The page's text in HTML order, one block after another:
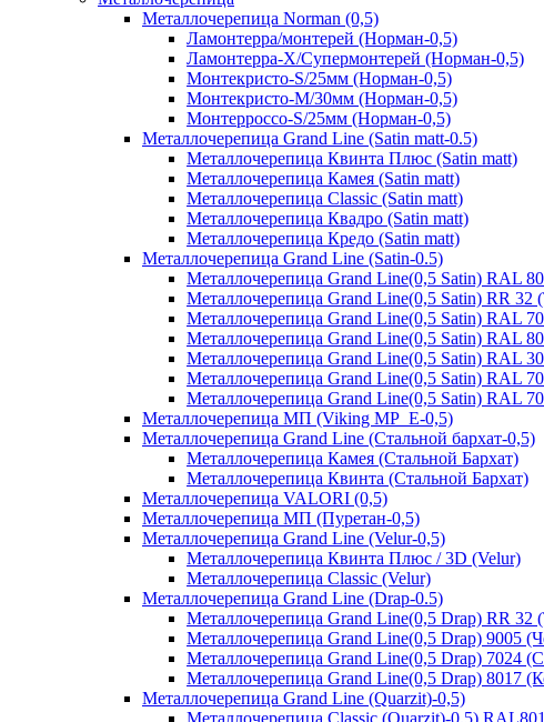
Металлочерепица Norman (0,5)
Ламонтерра/монтерей (Норман-0,5)
Ламонтерра-Х/Супермонтерей (Норман-0,5)
Монтекристо-S/25мм (Норман-0,5)
Монтекристо-M/30мм (Норман-0,5)
Монтерроссо-S/25мм (Норман-0,5)
Металлочерепица Grand Line (Satin matt-0.5)
Металлочерепица Квинта Плюс (Satin matt)
Металлочерепица Камея (Satin matt)
Металлочерепица Classic (Satin matt)
Металлочерепица Квадро (Satin matt)
Металлочерепица Кредо (Satin matt)
Металлочерепица Grand Line (Satin-0.5)
Металлочерепица Grand Line(0,5 Satin) RAL
Металлочерепица Grand Line(0,5 Satin) RR 32
Металлочерепица Grand Line(0,5 Satin) RAL
Металлочерепица Grand Line(0,5 Satin) RAL
Металлочерепица Grand Line(0,5 Satin) RAL
Металлочерепица Grand Line(0,5 Satin) RAL
Металлочерепица Grand Line(0,5 Satin) RAL
Металлочерепица МП (Viking MP_E-0,5)
Металлочерепица Grand Line (Стальной бархат-0,5)
Металлочерепица Камея (Стальной Бархат)
Металлочерепица Квинта (Стальной Бархат)
Металлочерепица VALORI (0,5)
Металлочерепица МП (Пуретан-0,5)
Металлочерепица Grand Line (Velur-0,5)
Металлочерепица Квинта Плюс / 3D (Velur)
Металлочерепица Classic (Velur)
Металлочерепица Grand Line (Drap-0.5)
Металлочерепица Grand Line(0,5 Drap) RR 32
Металлочерепица Grand Line(0,5 Drap) 9005
Металлочерепица Grand Line(0,5 Drap) 7024
Металлочерепица Grand Line(0,5 Drap) 8017
Металлочерепица Grand Line (Quarzit)-0,5)
Металлочерепица Classic (Quarzit)-0,5)